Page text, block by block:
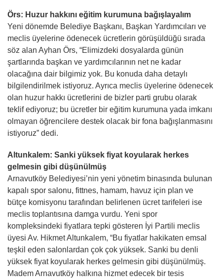
Örs: Huzur hakkını eğitim kurumuna bağışlayalım
Yeni dönemde Belediye Başkanı, Başkan Yardımcıları ve
meclis üyelerine ödenecek ücretlerin görüşüldüğü sırada
söz alan Ayhan Örs, “Elimizdeki dosyalarda günün
şartlarında başkan ve yardımcılarının net ne kadar
olacağına dair bilgimiz yok. Bu konuda daha detaylı
bilgilendirilmek istiyoruz. Ayrıca meclis üyelerine ödenecek
olan huzur hakkı ücretlerini de bizler parti grubu olarak
teklif ediyoruz; bu ücretler bir eğitim kurumuna yada imkanı
olmayan öğrencilere destek olacak bir fona bağışlanmasını
istiyoruz” dedi.
Altunkalem: Sanki yüksek fiyat koyularak herkes
gelmesin gibi düşünülmüş
Arnavutköy Belediyesi’nin yeni yönetim binasında bulunan
kapalı spor salonu, fittnes, hamam, havuz için plan ve
bütçe komisyonu tarafından belirlenen ücret tarifeleri ise
meclis toplantısına damga vurdu. Yeni spor
kompleksindeki fiyatlara tepki gösteren İyi Partili meclis
üyesi Av. Hikmet Altunkalem, “Bu fiyatlar hakikaten emsal
teşkil eden salonlardan çok çok yüksek. Sanki bu denli
yüksek fiyat koyularak herkes gelmesin gibi düşünülmüş.
Madem Arnavutköy halkına hizmet edecek bir tesis